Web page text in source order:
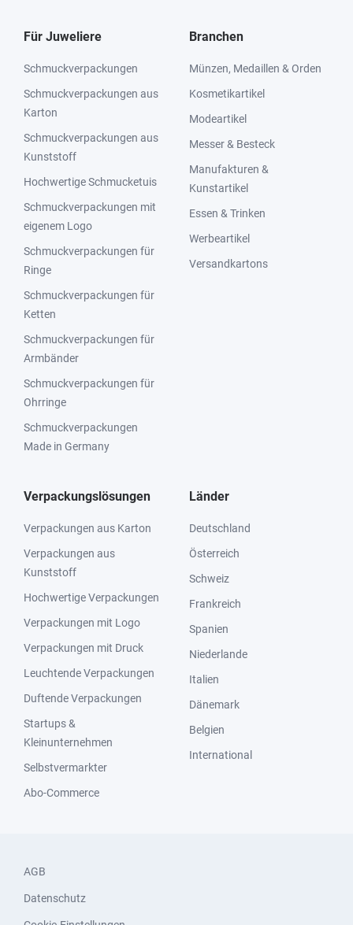
Für Juweliere
Schmuckverpackungen
Schmuckverpackungen aus
Karton
Schmuckverpackungen aus
Kunststoff
Hochwertige Schmucketuis
Schmuckverpackungen mit
eigenem Logo
Schmuckverpackungen für
Ringe
Schmuckverpackungen für
Ketten
Schmuckverpackungen für
Armbänder
Schmuckverpackungen für
Ohrringe
Schmuckverpackungen
Made in Germany
Branchen
Münzen, Medaillen & Orden
Kosmetikartikel
Modeartikel
Messer & Besteck
Manufakturen &
Kunstartikel
Essen & Trinken
Werbeartikel
Versandkartons
Verpackungslösungen
Verpackungen aus Karton
Verpackungen aus
Kunststoff
Hochwertige Verpackungen
Verpackungen mit Logo
Verpackungen mit Druck
Leuchtende Verpackungen
Duftende Verpackungen
Startups &
Kleinunternehmen
Selbstvermarkter
Abo-Commerce
Länder
Deutschland
Österreich
Schweiz
Frankreich
Spanien
Niederlande
Italien
Dänemark
Belgien
International
AGB
Datenschutz